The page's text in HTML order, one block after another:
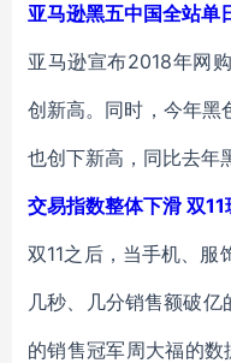
亚马逊黑五中国全站单
亚马逊宣布2018年网
创新高。同时，今年黑
也创下新高，同比去年
交易指数整体下滑 双
双11之后，当手机、服
几秒、几分销售额破亿
的销售冠军周大福的